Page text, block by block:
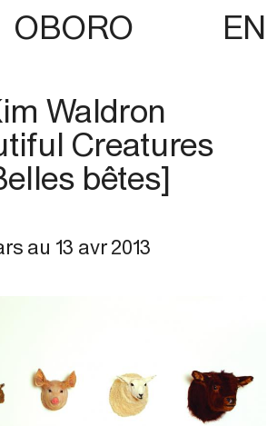
OBORO EN
Waldron
Creatures
bêtes]
au 13 avr 2013